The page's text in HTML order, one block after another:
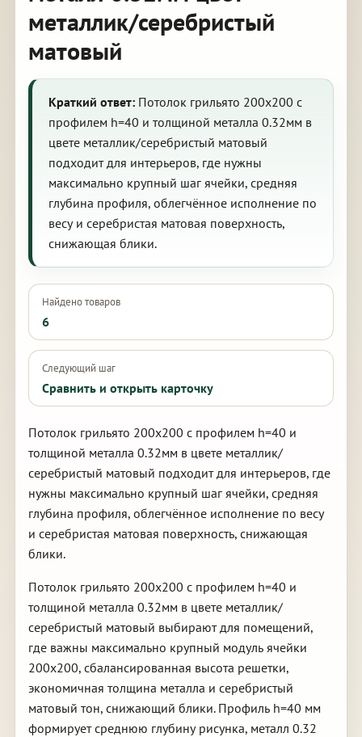
металлик/серебристый
матовый
Краткий ответ:Потолок грильято 200х200 с
профилем h=40 и толщиной металла 0.32мм в
цвете металлик/серебристый матовый
подходит для интерьеров, где нужны
максимально крупный шаг ячейки, средняя
глубина профиля, облегчённое исполнение по
весу и серебристая матовая поверхность,
снижающая блики.
Найдено товаров
6
Следующий шаг
Сравнить и открыть карточку
Потолок грильято 200х200 с профилем h=40 и
толщиной металла 0.32мм в цвете металлик/
серебристый матовый подходит для интерьеров, где
нужны максимально крупный шаг ячейки, средняя
глубина профиля, облегчённое исполнение по весу
и серебристая матовая поверхность, снижающая
блики.
Потолок грильято 200х200 с профилем h=40 и
толщиной металла 0.32мм в цвете металлик/
серебристый матовый выбирают для помещений,
где важны максимально крупный модуль ячейки
200х200, сбалансированная высота решетки,
экономичная толщина металла и серебристый
матовый тон, снижающий блики. Профиль h=40 мм
формирует среднюю глубину рисунка, металл 0.32